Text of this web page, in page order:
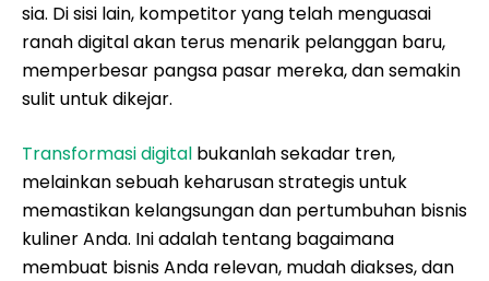
sia. Di sisi lain, kompetitor yang telah menguasai
ranah digital akan terus menarik pelanggan baru,
memperbesar pangsa pasar mereka, dan semakin
sulit untuk dikejar.
Transformasi digital bukanlah sekadar tren,
melainkan sebuah keharusan strategis untuk
memastikan kelangsungan dan pertumbuhan bisnis
kuliner Anda. Ini adalah tentang bagaimana
membuat bisnis Anda relevan, mudah diakses, dan